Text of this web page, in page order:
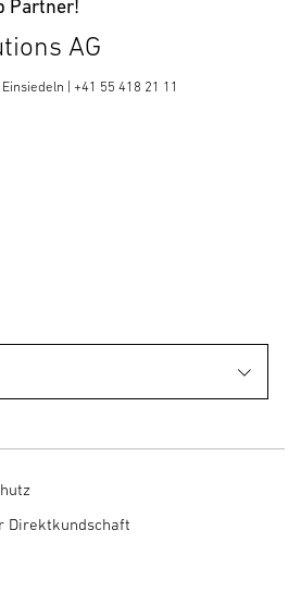
Partner!
AG
| +41 55 418 21 11
Direktkundschaft